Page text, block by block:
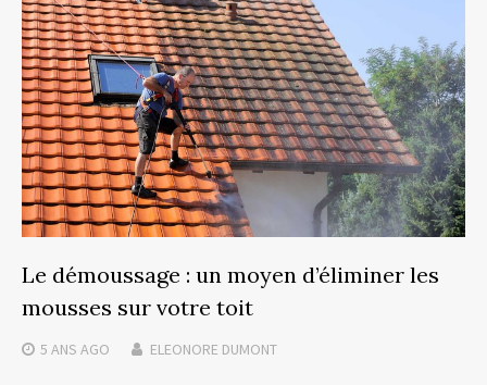
Le démoussage : un moyen d’éliminer les
mousses sur votre toit
5 ANS AGO ELEONORE DUMONT